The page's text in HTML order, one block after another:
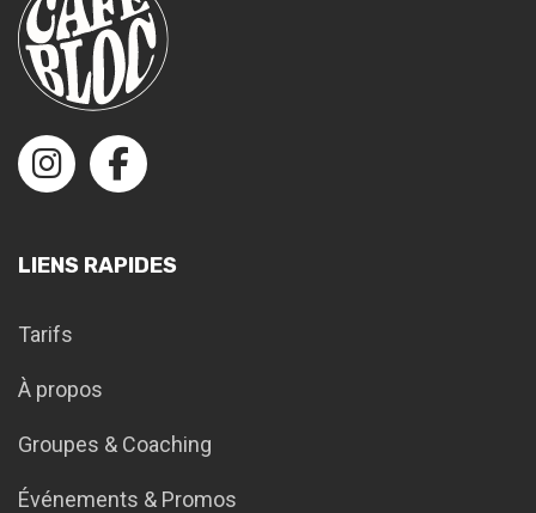
LIENS RAPIDES
Tarifs
À propos
Groupes & Coaching
Événements & Promos